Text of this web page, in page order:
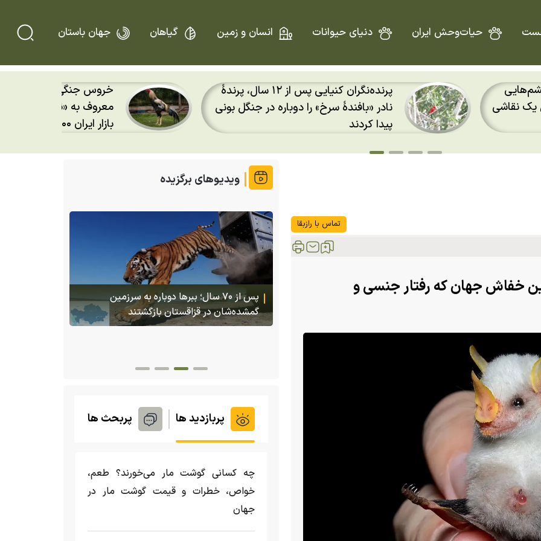
حیات‌وحش ایران دنیای حیوانات انسان و زمین گیاهان جهان باستان
کنیایی پس از ۱۲ سال، پرندهٔ
جنگل بونی
خروس جنگی هندی؛ خروس ۹۳ سانتی
معروف به «نهنگ قاتل» که قیمت آن در
بازار ایران ۲۰۰ میلیون تومان است
هوش مصنوعی به جنگ
مهاجرت پرندگان رفت؛
«لکه» نمی‌بینند
تماس با رازبقا
خفاش جهان که رفتار جنسی و
ویدیوهای برگزیده
از
پس از ۷۰ سال؛ ببرها دوباره به سرزمین
(ویدئو +16) تصاویری هولناک از یک سگ با فَک
پربازدید ها پربحث ها
چه کسانی گوشت مار می‌خورند؟ طعم،
خواص، خطرات و قیمت گوشت مار در
جهان